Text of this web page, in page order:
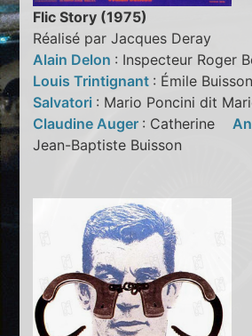
Flic Story (1975)
Réalisé par Jacques Deray
Alain Delon : Inspecteur
Louis Trintignant : Émile
Salvatori : Mario Poncini dit
Claudine Auger : Catherine
Jean-Baptiste Buisson